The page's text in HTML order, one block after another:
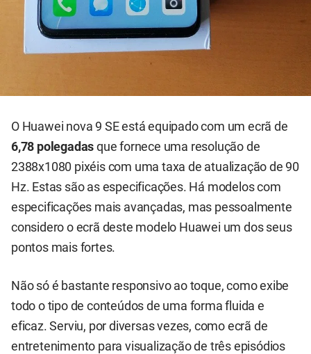
O Huawei nova 9 SE está equipado com um ecrã de
6,78 polegadas que fornece uma resolução de
2388x1080 pixéis com uma taxa de atualização de 90
Hz. Estas são as especificações. Há modelos com
especificações mais avançadas, mas pessoalmente
considero o ecrã deste modelo Huawei um dos seus
pontos mais fortes.
Não só é bastante responsivo ao toque, como exibe
todo o tipo de conteúdos de uma forma fluida e
eficaz. Serviu, por diversas vezes, como ecrã de
entretenimento para visualização de três episódios